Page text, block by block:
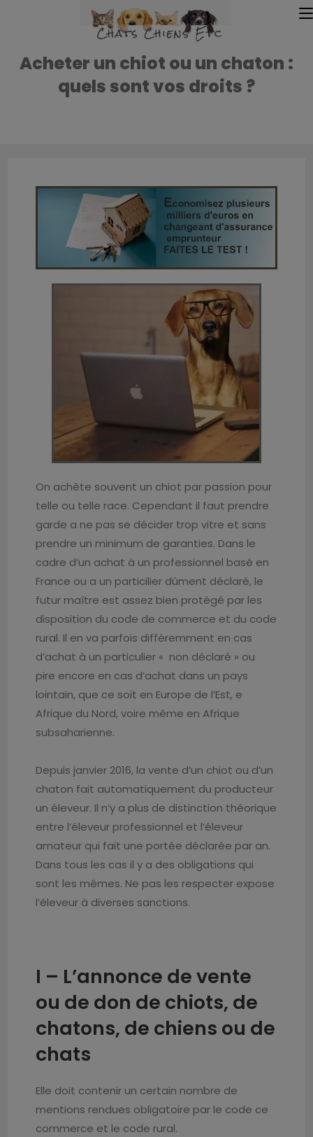
Acheter un chiot ou un chaton :
quels sont vos droits ?
On achète souvent un chiot par passion pour
telle ou telle race. Cependant il faut prendre
garde a ne pas se décider trop vitre et sans
prendre un minimum de garanties. Dans le
cadre d’un achat à un professionnel basé en
France ou a un particilier dûment déclaré, le
futur maître est assez bien protégé par les
disposition du code de commerce et du code
rural. Il en va parfois différemment en cas
d’achat à un particulier « non déclaré » ou
pire encore en cas d’achat dans un pays
lointain, que ce soit en Europe de l’Est, e
Afrique du Nord, voire même en Afrique
subsaharienne.
Depuis janvier 2016, la vente d’un chiot ou d’un
chaton fait automatiquement du producteur
un éleveur. Il n’y a plus de distinction théorique
entre l’éleveur professionnel et l’éleveur
amateur qui fait une portée déclarée par an.
Dans tous les cas il y a des obligations qui
sont les mêmes. Ne pas les respecter expose
l’éleveur à diverses sanctions.
I – L’annonce de vente
ou de don de chiots, de
chatons, de chiens ou de
chats
Elle doit contenir un certain nombre de
mentions rendues obligatoire par le code ce
commerce et le code rural.